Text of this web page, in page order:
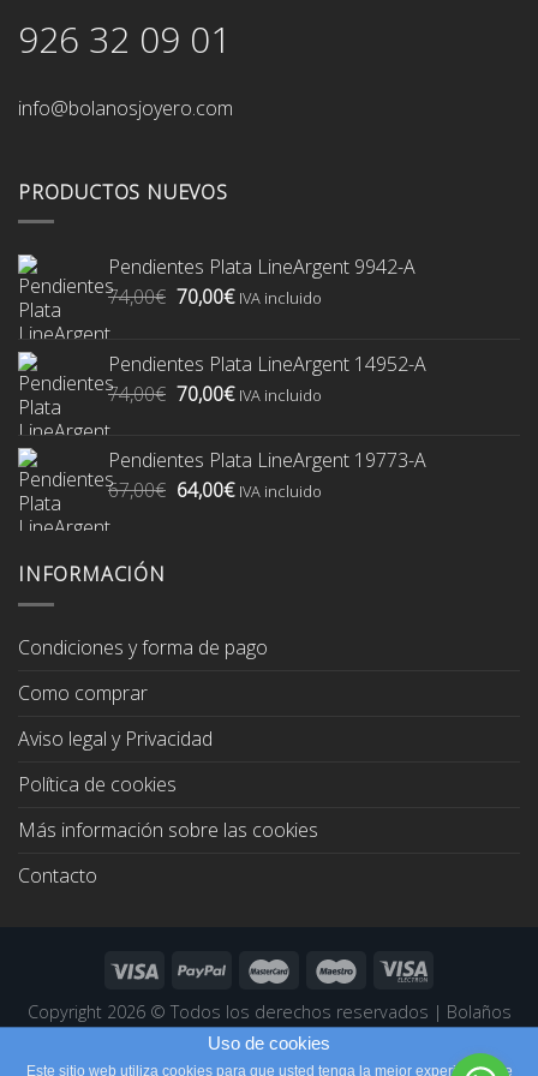
926 32 09 01
info@bolanosjoyero.com
PRODUCTOS NUEVOS
Pendientes Plata LineArgent 9942-A
74,00€ El
era:
74,00€.
70,00€El
es:
70,00€.
IVA incluido
Pendientes Plata LineArgent 14952-A
74,00€ El
era:
74,00€.
70,00€El
es:
70,00€.
IVA incluido
Pendientes Plata LineArgent 19773-A
67,00€ El
64,00€ElIVA incluido
INFORMACIÓN
Condiciones y forma de pago
Como comprar
Aviso legal y Privacidad
Política de cookies
Más información sobre las cookies
Contacto
Copyright 2026 © Todos los derechos reservados | Bolaños
Páginas Web Profesionales
Uso de cookies
Este sitio web utiliza cookies para que usted tenga la mejor experiencia de